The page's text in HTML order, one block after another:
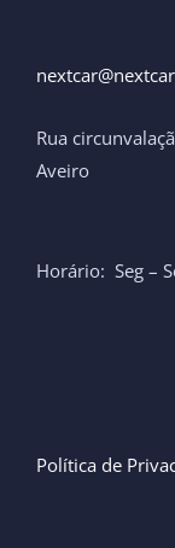
Rua
Aveiro
Horário: Seg –
Política de